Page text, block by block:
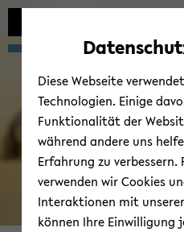
Diese Webseite
Technologien. Einige
Funktionalität der
während andere uns
Erfahrung zu verbessern.
verwenden wir Cookies
Interaktionen mit
können Ihre Einwilligung